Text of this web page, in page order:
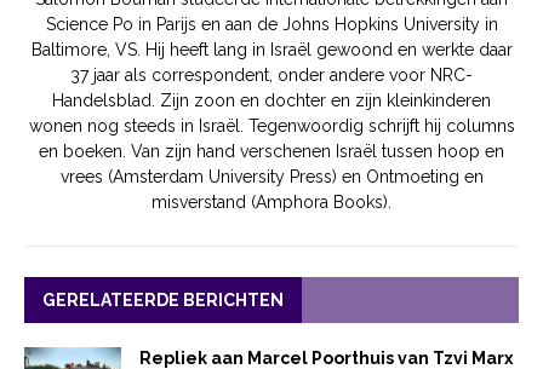
Science Po in Parijs en aan de Johns Hopkins University in
Baltimore, VS. Hij heeft lang in Israël gewoond en werkte daar
37 jaar als correspondent, onder andere voor NRC-
Handelsblad. Zijn zoon en dochter en zijn kleinkinderen
wonen nog steeds in Israël. Tegenwoordig schrijft hij columns
en boeken. Van zijn hand verschenen Israël tussen hoop en
vrees (Amsterdam University Press) en Ontmoeting en
misverstand (Amphora Books).
GERELATEERDE BERICHTEN
Repliek aan Marcel Poorthuis van Tzvi Marx